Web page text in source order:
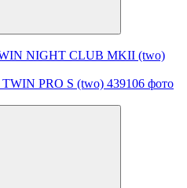
NIGHT CLUB MKII (two)